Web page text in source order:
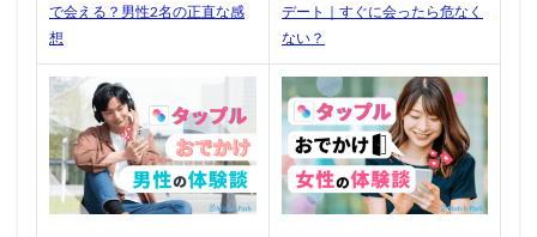
で会える？男性2名の正直な感
想
デート｜すぐに会ったら危なく
ない？